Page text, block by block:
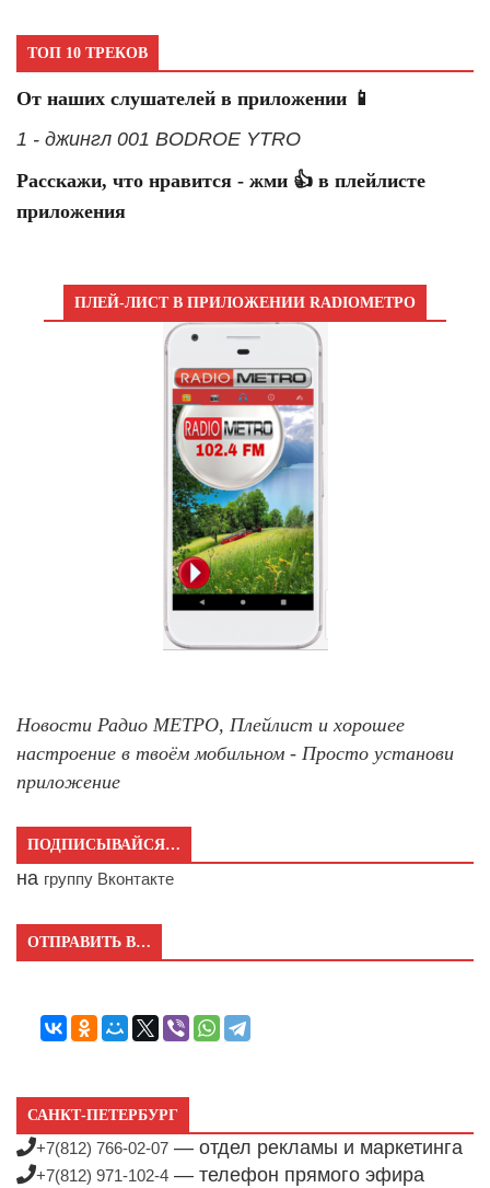
ТОП 10 ТРЕКОВ
От наших слушателей в приложении 📱
1 - джингл 001 BODROE YTRO
Расскажи, что нравится - жми 👍 в плейлисте
приложения
ПЛЕЙ-ЛИСТ В ПРИЛОЖЕНИИ RADIOМЕТРО
Новости Радио МЕТРО, Плейлист и хорошее
настроение в твоём мобильном - Просто установи
приложение
ПОДПИСЫВАЙСЯ…
на группу Вконтакте
ОТПРАВИТЬ В…
САНКТ-ПЕТЕРБУРГ
+7(812) 766-02-07 — отдел рекламы и маркетинга
+7(812) 971-102-4 — телефон прямого эфира